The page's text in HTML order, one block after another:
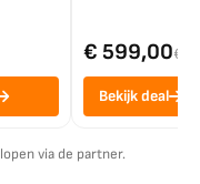
€ 599,00€
Bekijk deal
via de partner.